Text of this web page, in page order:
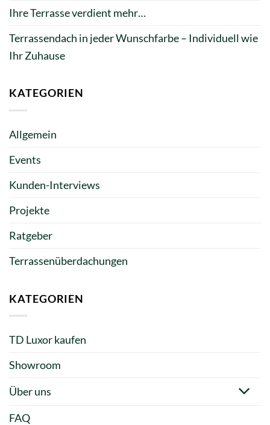
Ihre Terrasse verdient mehr…
Terrassendach in jeder Wunschfarbe – Individuell wie
Ihr Zuhause
KATEGORIEN
Allgemein
Events
Kunden-Interviews
Projekte
Ratgeber
Terrassenüberdachungen
KATEGORIEN
TD Luxor kaufen
Showroom
Über uns
FAQ